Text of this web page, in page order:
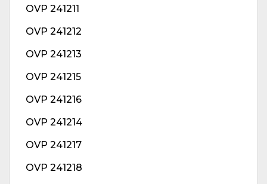
OVP 241211
OVP 241212
OVP 241213
OVP 241215
OVP 241216
OVP 241214
OVP 241217
OVP 241218